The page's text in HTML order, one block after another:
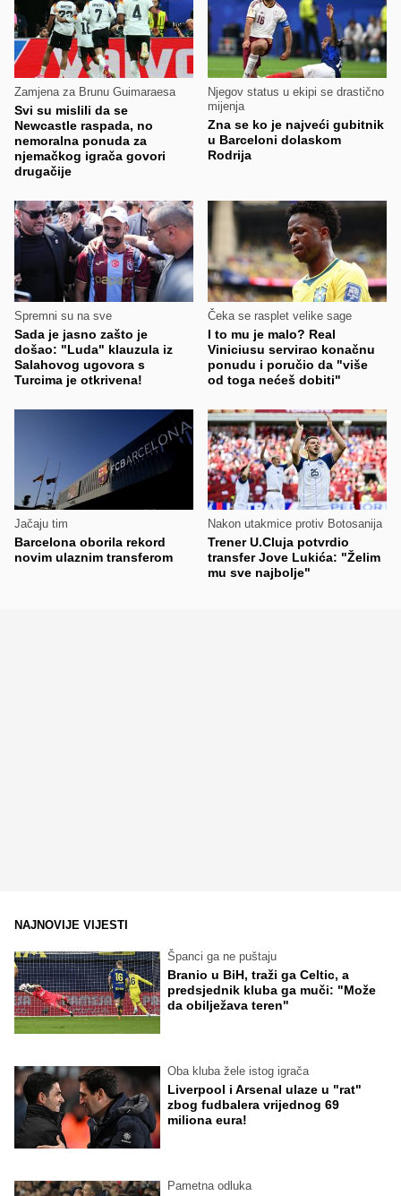
Zamjena za Brunu Guimaraesa
Svi su mislili da se
Newcastle raspada, no
nemoralna ponuda za
njemačkog igrača govori
drugačije
Njegov status u ekipi se drastično
mijenja
Zna se ko je najveći gubitnik
u Barceloni dolaskom
Rodrija
Spremni su na sve
Sada je jasno zašto je
došao: "Luda" klauzula iz
Salahovog ugovora s
Turcima je otkrivena!
Čeka se rasplet velike sage
I to mu je malo? Real
Viniciusu servirao konačnu
ponudu i poručio da "više
od toga nećeš dobiti"
Jačaju tim
Barcelona oborila rekord
novim ulaznim transferom
Nakon utakmice protiv Botosanija
Trener U.Cluja potvrdio
transfer Jove Lukića: "Želim
mu sve najbolje"
NAJNOVIJE VIJESTI
Španci ga ne puštaju
Branio u BiH, traži ga Celtic, a
predsjednik kluba ga muči: "Može
da obilježava teren"
Oba kluba žele istog igrača
Liverpool i Arsenal ulaze u "rat"
zbog fudbalera vrijednog 69
miliona eura!
Pametna odluka